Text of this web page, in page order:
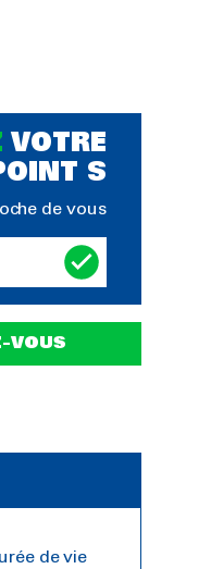
VOTRE
S
de vous
VOUS
de vie